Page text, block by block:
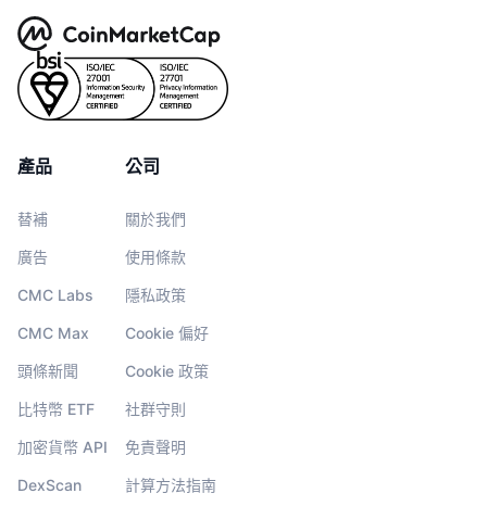
產品
替補
廣告
CMC Labs
CMC Max
頭條新聞
比特幣 ETF
加密貨幣 API
DexScan
公司
關於我們
使用條款
隱私政策
Cookie 偏好
Cookie 政策
社群守則
免責聲明
計算方法指南